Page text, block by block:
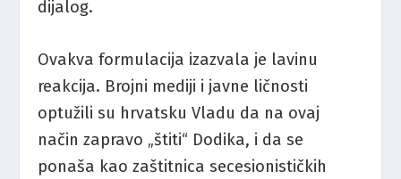
dijalog.
Ovakva formulacija izazvala je lavinu
reakcija. Brojni mediji i javne ličnosti
optužili su hrvatsku Vladu da na ovaj
način zapravo „štiti“ Dodika, i da se
ponaša kao zaštitnica secesionističkih